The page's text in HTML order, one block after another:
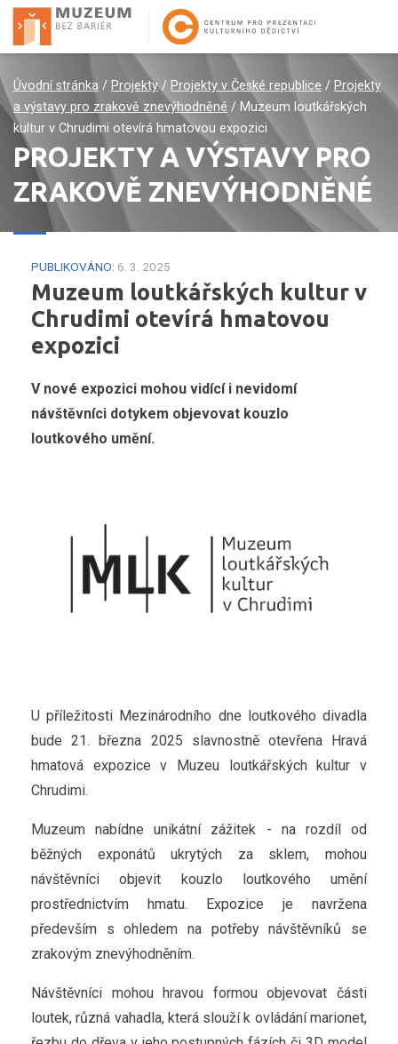
Úvodní stránka / Projekty/ Projekty v České republice / Projekty
a výstavy pro zrakově znevýhodněné / Muzeum loutkářských
kultur v Chrudimi otevírá hmatovou expozici
PROJEKTY A VÝSTAVY PRO
ZRAKOVĚ ZNEVÝHODNĚNÉ
PUBLIKOVÁNO: 6. 3. 2025
Muzeum loutkářských kultur v
Chrudimi otevírá hmatovou
expozici
V nové expozici mohou vidící i nevidomí
návštěvníci dotykem objevovat kouzlo
loutkového umění.
U příležitosti Mezinárodního dne loutkového divadla
bude 21. března 2025 slavnostně otevřena Hravá
hmatová expozice v Muzeu loutkářských kultur v
Chrudimi.
Muzeum nabídne unikátní zážitek - na rozdíl od
běžných exponátů ukrytých za sklem, mohou
návštěvníci objevit kouzlo loutkového umění
prostřednictvím hmatu. Expozice je navržena
především s ohledem na potřeby návštěvníků se
zrakovým znevýhodněním.
Návštěvníci mohou hravou formou objevovat části
loutek, různá vahadla, která slouží k ovládání marionet,